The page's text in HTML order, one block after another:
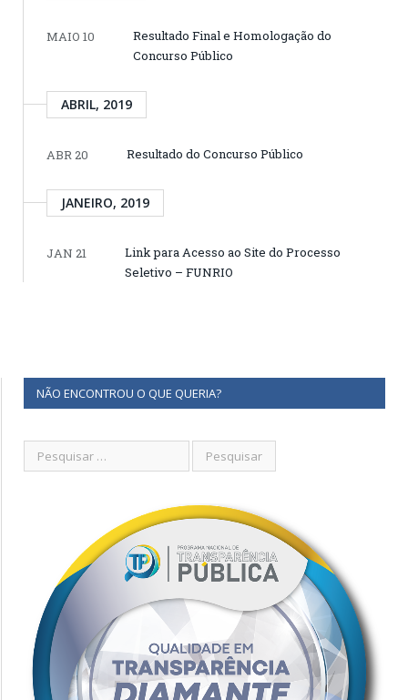
MAIO 10
Resultado Final e Homologação do
Concurso Público
ABRIL, 2019
ABR 20 Resultado do Concurso Público
JANEIRO, 2019
JAN 21
Link para Acesso ao Site do Processo
Seletivo – FUNRIO
NÃO ENCONTROU O QUE QUERIA?